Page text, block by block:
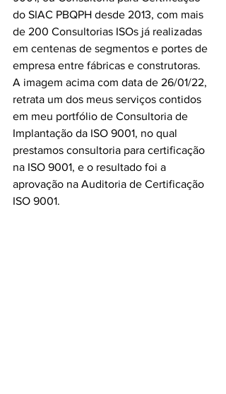
do SIAC PBQPH desde 2013, com mais
de 200 Consultorias ISOs já realizadas
em centenas de segmentos e portes de
empresa entre fábricas e construtoras.
A imagem acima com data de 26/01/22,
retrata um dos meus serviços contidos
em meu portfólio de Consultoria de
Implantação da ISO 9001, no qual
prestamos consultoria para certificação
na ISO 9001, e o resultado foi a
aprovação na Auditoria de Certificação
ISO 9001.